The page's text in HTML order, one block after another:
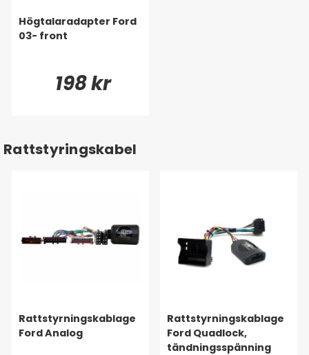
Högtalaradapter Ford
03- front
198 kr
Rattstyringskabel
Rattstyrningskablage
Ford Analog
Rattstyrningskablage
Ford Quadlock,
tändningsspänning